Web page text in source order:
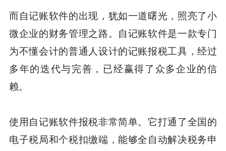
而自记账软件的出现，犹如一道曙光，照亮了小
微企业的财务管理之路。自记账软件是一款专门
为不懂会计的普通人设计的记账报税工具，经过
多年的迭代与完善，已经赢得了众多企业的信
赖。
使用自记账软件报税非常简单。它打通了全国的
电子税局和个税扣缴端，能够全自动解决税务申